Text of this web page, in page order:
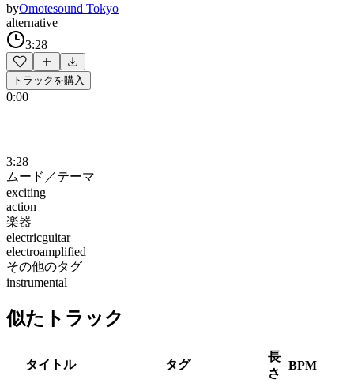
byOmotesound Tokyo
alternative
3:28
トラックを購入
0:00
3:28
ムード／テーマ
exciting
action
楽器
electricguitar
electroamplified
その他のタグ
instrumental
似たトラック
タイトル タグ
長
さ
BPM